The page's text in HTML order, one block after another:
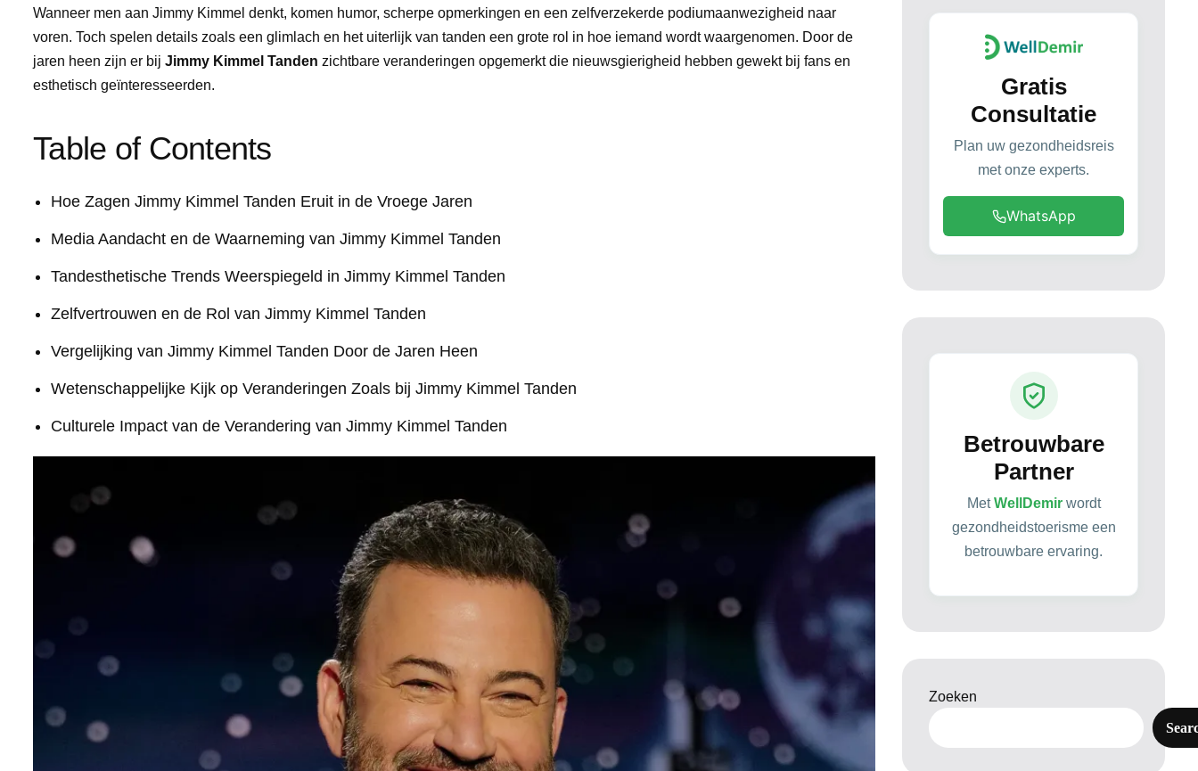
Wanneer men aan Jimmy Kimmel denkt, komen humor, scherpe opmerkingen en een zelfverzekerde podiumaanwezigheid naar
voren. Toch spelen details zoals een glimlach en het uiterlijk van tanden een grote rol in hoe iemand wordt waargenomen. Door de
jaren heen zijn er bij Jimmy Kimmel Tanden zichtbare veranderingen opgemerkt die nieuwsgierigheid hebben gewekt bij fans en
esthetisch geïnteresseerden.
Table of Contents
Hoe Zagen Jimmy Kimmel Tanden Eruit in de Vroege Jaren
Media Aandacht en de Waarneming van Jimmy Kimmel Tanden
Tandesthetische Trends Weerspiegeld in Jimmy Kimmel Tanden
Zelfvertrouwen en de Rol van Jimmy Kimmel Tanden
Vergelijking van Jimmy Kimmel Tanden Door de Jaren Heen
Wetenschappelijke Kijk op Veranderingen Zoals bij Jimmy Kimmel Tanden
Culturele Impact van de Verandering van Jimmy Kimmel Tanden
Gratis
Consultatie
Plan uw gezondheidsreis
met onze experts.
WhatsApp
Betrouwbare
Partner
MetWellDemirwordt
gezondheidstoerisme een
betrouwbare ervaring.
Zoeken